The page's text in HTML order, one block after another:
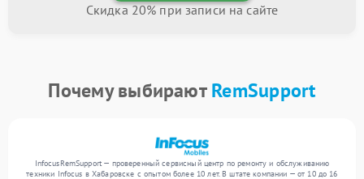
Скидка 20% при записи на сайте
Почему выбираютRemSupport
InfocusRemSupport — проверенный сервисный центр по ремонту и обслуживанию
техники Infocus в Хабаровске с опытом более 10 лет. В штате компании — от 10 до 16